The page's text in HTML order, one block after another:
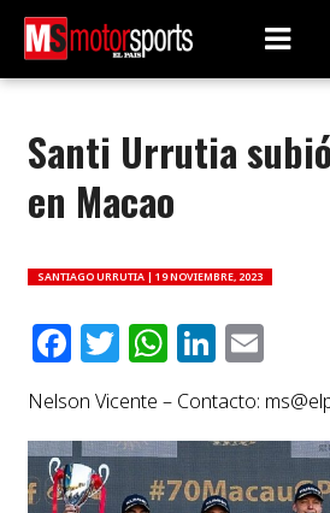
Santi Urrutia
en Macao
SANTIAGO URRUTIA | 19 NOVIEMBRE, 2023
Facebook
Twitter
Nelson Vicente – Contacto: